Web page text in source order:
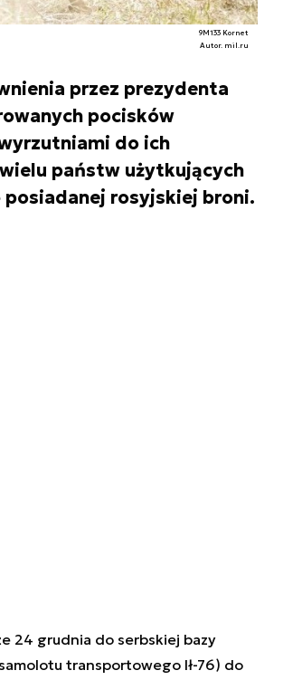
9M133 Kornet
Autor. mil.ru
przez prezydenta
pocisków
do ich
państw użytkujących
rosyjskiej broni.
24 grudnia do serbskiej bazy
transportowego Ił-76) do